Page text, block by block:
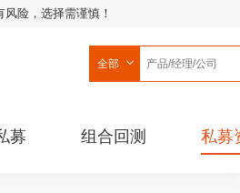
险，选择需谨慎！
全部
募 组合回测 私募